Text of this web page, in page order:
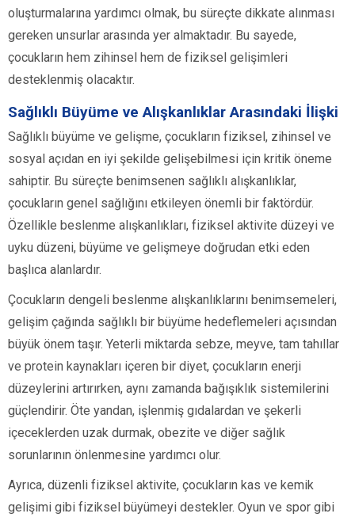
oluşturmalarına yardımcı olmak, bu süreçte dikkate alınması
gereken unsurlar arasında yer almaktadır. Bu sayede,
çocukların hem zihinsel hem de fiziksel gelişimleri
desteklenmiş olacaktır.
Sağlıklı Büyüme ve Alışkanlıklar Arasındaki İlişki
Sağlıklı büyüme ve gelişme, çocukların fiziksel, zihinsel ve
sosyal açıdan en iyi şekilde gelişebilmesi için kritik öneme
sahiptir. Bu süreçte benimsenen sağlıklı alışkanlıklar,
çocukların genel sağlığını etkileyen önemli bir faktördür.
Özellikle beslenme alışkanlıkları, fiziksel aktivite düzeyi ve
uyku düzeni, büyüme ve gelişmeye doğrudan etki eden
başlıca alanlardır.
Çocukların dengeli beslenme alışkanlıklarını benimsemeleri,
gelişim çağında sağlıklı bir büyüme hedeflemeleri açısından
büyük önem taşır. Yeterli miktarda sebze, meyve, tam tahıllar
ve protein kaynakları içeren bir diyet, çocukların enerji
düzeylerini artırırken, aynı zamanda bağışıklık sistemilerini
güçlendirir. Öte yandan, işlenmiş gıdalardan ve şekerli
içeceklerden uzak durmak, obezite ve diğer sağlık
sorunlarının önlenmesine yardımcı olur.
Ayrıca, düzenli fiziksel aktivite, çocukların kas ve kemik
gelişimi gibi fiziksel büyümeyi destekler. Oyun ve spor gibi